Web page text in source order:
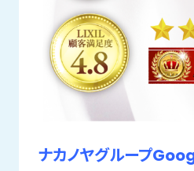
ナカノヤグループ